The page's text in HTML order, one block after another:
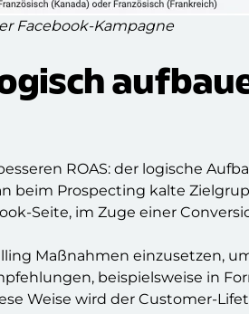
Facebook-Kampagne
ROAS: der logische
beim Prospecting kalte
Seite, im Zuge einer
Maßnahmen einzusetzen,
beispielsweise in
Weise wird der Customer-